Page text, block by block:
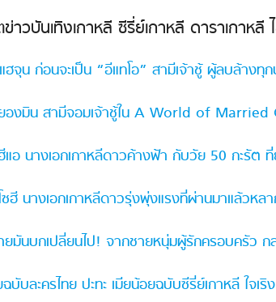
าวบันเทิงเกาหลี ซีรี่ย์เกาหลี ดาราเกาห
ฮจุน ก่อนจะเป็น “อีแทโอ” สามีเจ้าชู้ ผู้ลบล้างทุ
องมิน สามีจอมเจ้าชู้ใน A World of Married
แอ นางเอกเกาหลีดาวค้างฟ้า กับวัย 50 กะรัต
ซฮี นางเอกเกาหลีดาวรุ่งพุ่งแรงที่ผ่านมาแล้วห
ยมันบกเปลี่ยนไป! จากชายหนุ่มผู้รักครอบครัว ก
ฉบับละครไทย ปะทะ เมียน้อยฉบับซีรี่ย์เกาหลี ใจ